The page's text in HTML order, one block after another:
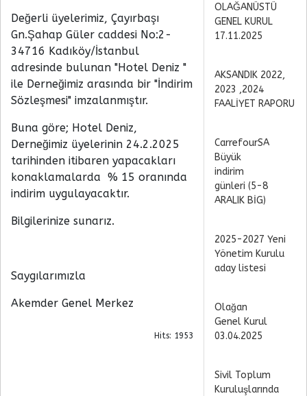
Değerli üyelerimiz, Çayırbaşı
Gn.Şahap Güler caddesi No:2-
34716 Kadıköy/İstanbul
adresinde bulunan "Hotel Deniz "
ile Derneğimiz arasında bir "İndirim
Sözleşmesi" imzalanmıştır.
Buna göre; Hotel Deniz,
Derneğimiz üyelerinin 24.2.2025
tarihinden itibaren yapacakları
konaklamalarda % 15 oranında
indirim uygulayacaktır.
Bilgilerinize sunarız.
Saygılarımızla
Akemder Genel Merkez
Hits: 1953
OLAĞANÜSTÜ
GENEL KURUL
17.11.2025
AKSANDIK 2022,
2023 ,2024
FAALİYET RAPORU
CarrefourSA
Büyük
indirim
günleri (5-8
ARALIK BİG)
2025-2027 Yeni
Yönetim Kurulu
aday listesi
Olağan
Genel Kurul
03.04.2025
Sivil Toplum
Kuruluşlarında